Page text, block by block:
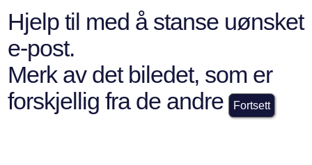
Hjelp til med å stanse uønsket
e-post.
Merk av det biledet, som er
forskjellig fra de andre